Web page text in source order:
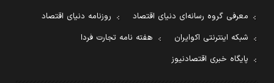
معرفی گروه رسانه‌ای دنیای اقتصاد
روزنامه دنیای اقتصاد
شبکه اینترنتی اکوایران
هفته نامه تجارت فردا
پایگاه خبری اقتصادنیوز